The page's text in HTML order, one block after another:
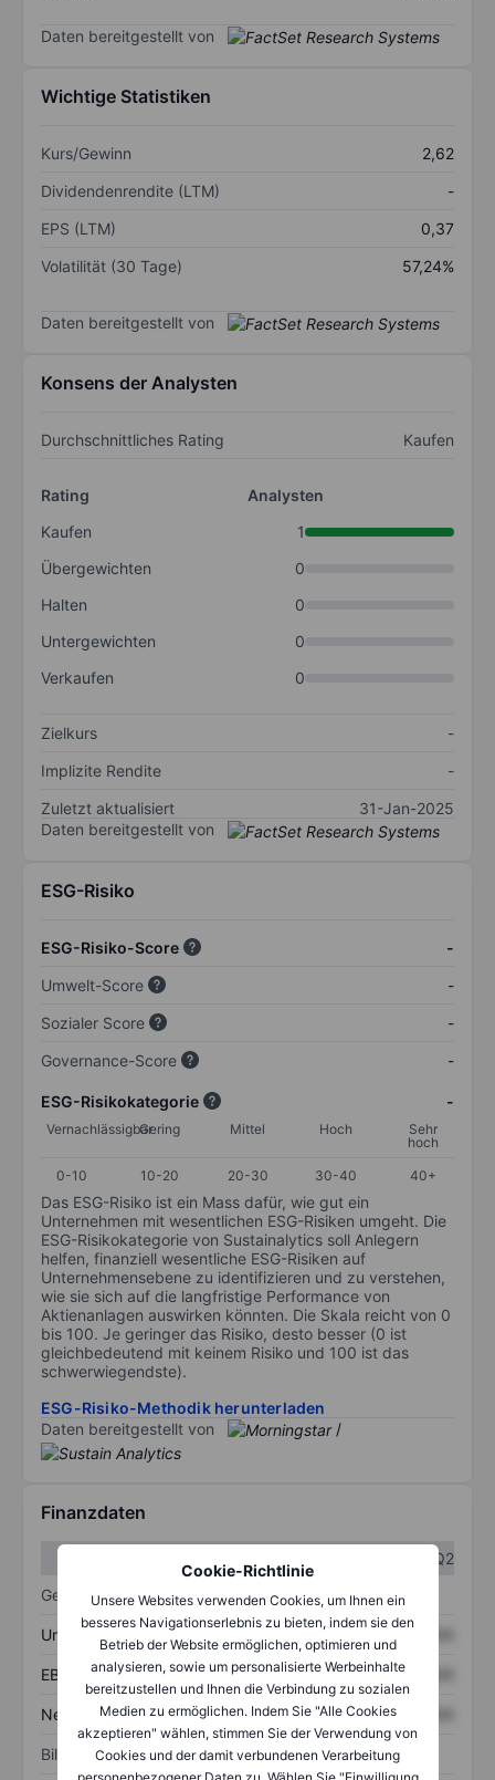
Cookie-Richtlinie
Unsere Websites verwenden Cookies, um Ihnen ein
besseres Navigationserlebnis zu bieten, indem sie den
Betrieb der Website ermöglichen, optimieren und
analysieren, sowie um personalisierte Werbeinhalte
bereitzustellen und Ihnen die Verbindung zu sozialen
Medien zu ermöglichen. Indem Sie "Alle Cookies
akzeptieren" wählen, stimmen Sie der Verwendung von
Cookies und der damit verbundenen Verarbeitung
Daten bereitgestellt von
Wichtige Statistiken
Kurs/Gewinn
2,62
Dividendenrendite (LTM)
-
EPS (LTM)
0,37
Volatilität (30 Tage)
57,24%
Daten bereitgestellt von
Konsens der Analysten
Durchschnittliches Rating Kaufen
Rating
Analysten
Kaufen
1
Übergewichten
0
Halten
0
Untergewichten
0
Verkaufen
0
Zielkurs
-
Implizite Rendite
-
Zuletzt aktualisiert
31-Jan-2025
Daten bereitgestellt von
ESG-Risiko
ESG-Risiko-Score
-
Umwelt-Score
-
Sozialer Score
-
Governance-Score
-
ESG-Risikokategorie -
VernachlässigbarGering Mittel Hoch
Sehr
hoch
0-10
10-20 20-30 30-40 40+
Das ESG-Risiko ist ein Mass dafür, wie gut ein
Unternehmen mit wesentlichen ESG-Risiken umgeht. Die
ESG-Risikokategorie von Sustainalytics soll Anlegern
helfen, finanziell wesentliche ESG-Risiken auf
Unternehmensebene zu identifizieren und zu verstehen,
wie sie sich auf die langfristige Performance von
Aktienanlagen auswirken könnten. Die Skala reicht von 0
bis 100. Je geringer das Risiko, desto besser (0 ist
gleichbedeutend mit keinem Risiko und 100 ist das
schwerwiegendste).
ESG-Risiko-Methodik herunterladen
Daten bereitgestellt von
/
Finanzdaten
Q2
Gewinn- und Verlustrechnung
Umsatz XXXXXXX
EBITDA XXXXXXX XXXXXXX
Nettoeinkommen XXXXXXX XXXXXXX
Bilanz